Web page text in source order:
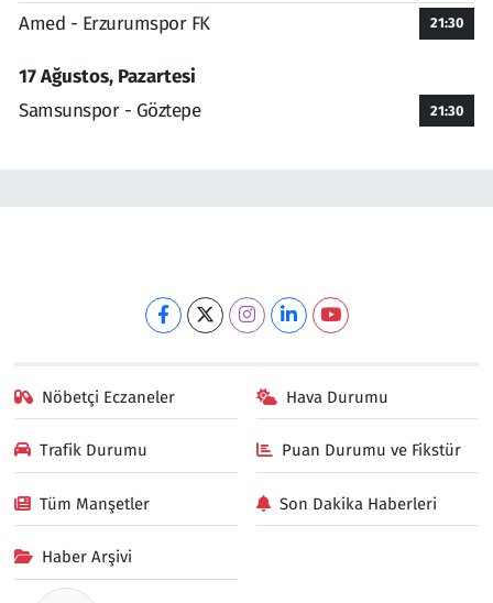
Amed - Erzurumspor FK 21:30
17 Ağustos, Pazartesi
Samsunspor - Göztepe
21:30
Nöbetçi Eczaneler Hava Durumu
Trafik Durumu Puan Durumu ve Fikstür
Tüm Manşetler Son Dakika Haberleri
Haber Arşivi